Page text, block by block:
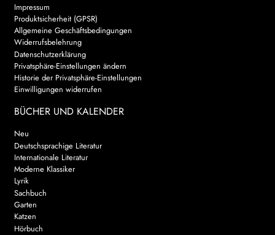
Impressum
Produktsicherheit (GPSR)
Allgemeine Geschäftsbedingungen
Widerrufsbelehrung
Datenschutzerklärung
Privatsphäre-Einstellungen ändern
Historie der Privatsphäre-Einstellungen
Einwilligungen widerrufen
BÜCHER UND KALENDER
Neu
Deutschsprachige Literatur
Internationale Literatur
Moderne Klassiker
Lyrik
Sachbuch
Garten
Katzen
Hörbuch